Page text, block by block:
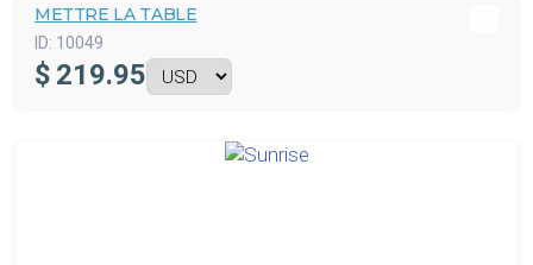
METTRE LA TABLE
ID: 10049
$ 219.95